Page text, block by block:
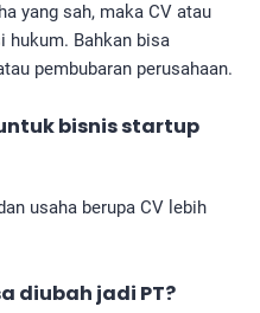
yang sah, maka CV atau
hukum. Bahkan bisa
pembubaran perusahaan.
bisnis startup
usaha berupa CV lebih
diubah jadi PT?